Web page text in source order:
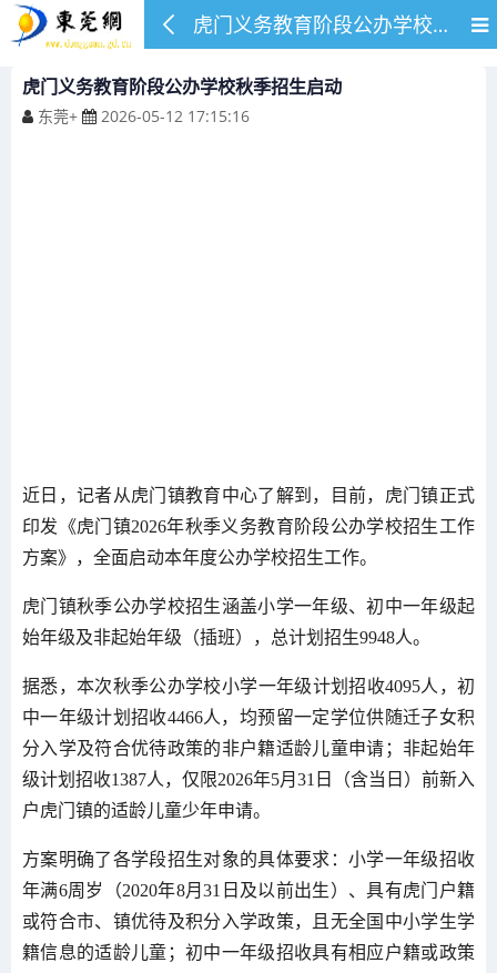
虎门义务教育阶段公办学校秋季招生启动
虎门义务教育阶段公办学校秋季招生启动
东莞+ 2026-05-12 17:15:16
近日，记者从虎门镇教育中心了解到，目前，虎门镇正式
印发《虎门镇2026年秋季义务教育阶段公办学校招生工作
方案》，全面启动本年度公办学校招生工作。
虎门镇秋季公办学校招生涵盖小学一年级、初中一年级起
始年级及非起始年级（插班），总计划招生9948人。
据悉，本次秋季公办学校小学一年级计划招收4095人，初
中一年级计划招收4466人，均预留一定学位供随迁子女积
分入学及符合优待政策的非户籍适龄儿童申请；非起始年
级计划招收1387人，仅限2026年5月31日（含当日）前新入
户虎门镇的适龄儿童少年申请。
方案明确了各学段招生对象的具体要求：小学一年级招收
年满6周岁（2020年8月31日及以前出生）、具有虎门户籍
或符合市、镇优待及积分入学政策，且无全国中小学生学
籍信息的适龄儿童；初中一年级招收具有相应户籍或政策